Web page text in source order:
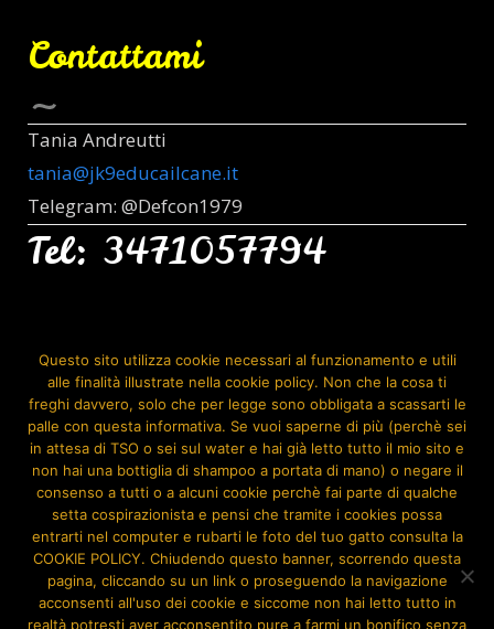
Contattami
Tania Andreutti
tania@jk9educailcane.it
Telegram: @Defcon1979
Tel: 3471057794
Seguimi Anche Su:
Questo sito utilizza cookie necessari al funzionamento e utili
alle finalità illustrate nella cookie policy. Non che la cosa ti
freghi davvero, solo che per legge sono obbligata a scassarti le
palle con questa informativa. Se vuoi saperne di più (perchè sei
in attesa di TSO o sei sul water e hai già letto tutto il mio sito e
non hai una bottiglia di shampoo a portata di mano) o negare il
consenso a tutti o a alcuni cookie perchè fai parte di qualche
setta cospirazionista e pensi che tramite i cookies possa
entrarti nel computer e rubarti le foto del tuo gatto consulta la
COOKIE POLICY. Chiudendo questo banner, scorrendo questa
pagina, cliccando su un link o proseguendo la navigazione
acconsenti all'uso dei cookie e siccome non hai letto tutto in
realtà potresti aver acconsentito pure a farmi un bonifico senza